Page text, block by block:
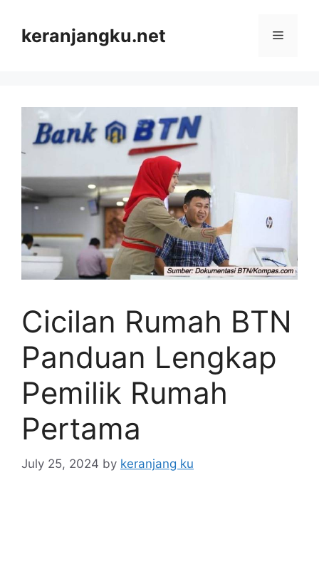
contentkeranjangku.net Menu
Cicilan Rumah BTN
Panduan Lengkap
Pemilik Rumah
Pertama
July 25, 2024 by keranjang ku